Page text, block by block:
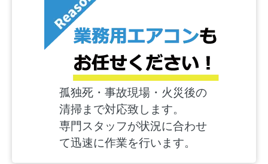
孤独死・事故現場・火災後の
清掃まで対応致します。
専門スタッフが状況に合わせ
て迅速に作業を行います。